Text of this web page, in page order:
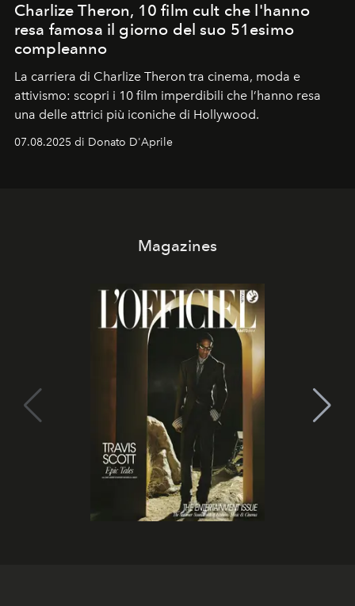
Charlize Theron, 10 film cult che l'hanno
resa famosa il giorno del suo 51esimo
compleanno
La carriera di Charlize Theron tra cinema, moda e
attivismo: scopri i 10 film imperdibili che l’hanno resa
una delle attrici più iconiche di Hollywood.
07.08.2025 di Donato D'Aprile
Magazines